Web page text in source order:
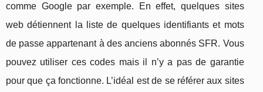
comme Google par exemple. En effet, quelques sites
web détiennent la liste de quelques identifiants et mots
de passe appartenant à des anciens abonnés SFR. Vous
pouvez utiliser ces codes mais il n’y a pas de garantie
pour que ça fonctionne. L’idéal est de se référer aux sites